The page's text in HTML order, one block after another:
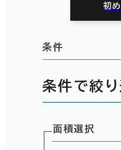
初
条件
条件で絞
面積選択